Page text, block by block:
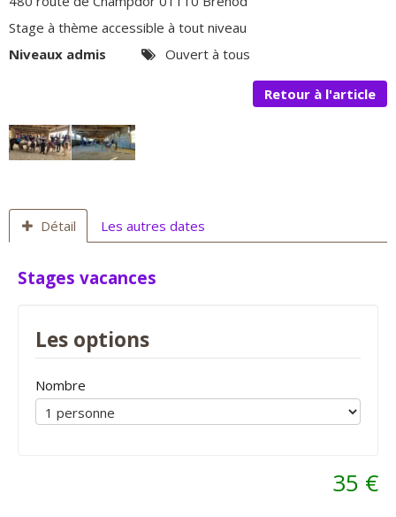
Stage à thème accessible à tout niveau
Niveaux admis
Ouvert à tous
Retour à l'article
Détail Les autres dates
Stages vacances
Les options
Nombre
35 €